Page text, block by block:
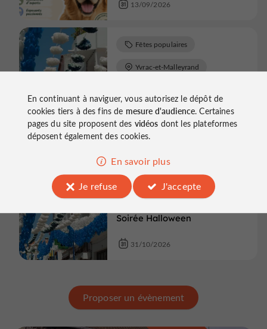
13/09/2026
et-Malleyrand - Journées
Européennes du Patrimoine
Fêtes populaires
Yvrac-et-Malleyrand
20/09/2026
Soirée Halloween
Fêtes populaires
Saint-Même-les-Carrières
31/10/2026
Proposer un évènement
En continuant à naviguer, vous autorisez le dépôt de
cookies tiers à des fins de mesure d'audience. Certaines
pages du site proposent des vidéos dont les plateformes
déposent également des cookies.
En savoir plus
Je refuse
J'accepte